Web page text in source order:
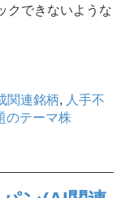
クできないような
関連銘柄, 人手不
のテーマ株